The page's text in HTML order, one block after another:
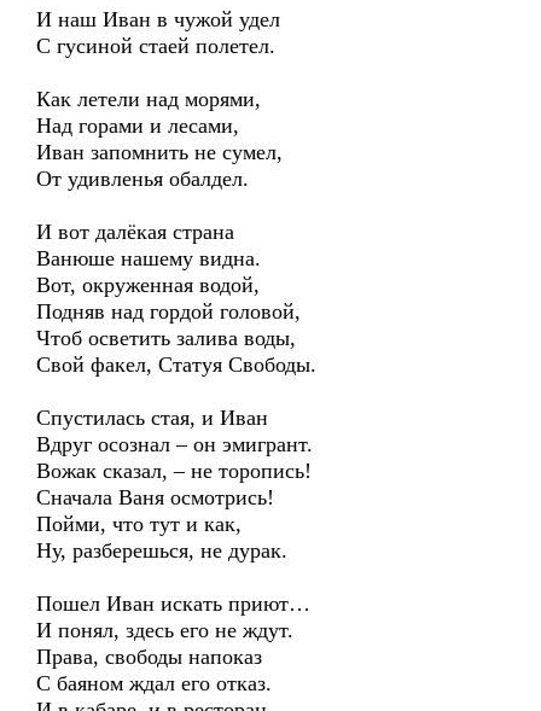
И наш Иван в чужой удел
С гусиной стаей полетел.
Как летели над морями,
Над горами и лесами,
Иван запомнить не сумел,
От удивленья обалдел.
И вот далёкая страна
Ванюше нашему видна.
Вот, окруженная водой,
Подняв над гордой головой,
Чтоб осветить залива воды,
Свой факел, Статуя Свободы.
Спустилась стая, и Иван
Вдруг осознал – он эмигрант.
Вожак сказал, – не торопись!
Сначала Ваня осмотрись!
Пойми, что тут и как,
Ну, разберешься, не дурак.
Пошел Иван искать приют…
И понял, здесь его не ждут.
Права, свободы напоказ
С баяном ждал его отказ.